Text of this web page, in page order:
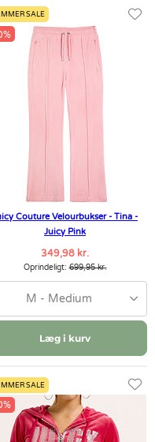
SALE
Couture Velourbukser - Tina -
Juicy Pink
349,98 kr.
Oprindeligt:699,95 kr.
M - Medium
Læg i kurv
SALE